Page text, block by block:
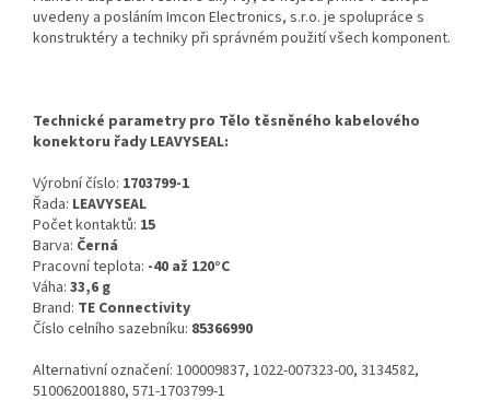
uvedeny a posláním Imcon Electronics, s.r.o. je spolupráce s
konstruktéry a techniky při správném použití všech komponent.
Technické parametry pro Tělo těsněného kabelového
konektoru řady LEAVYSEAL:
Výrobní číslo: 1703799-1
Řada: LEAVYSEAL
Počet kontaktů: 15
Barva: Černá
Pracovní teplota: -40 až 120°C
Váha: 33,6 g
Brand: TE Connectivity
Číslo celního sazebníku: 85366990
Alternativní označení: 100009837, 1022-007323-00, 3134582,
510062001880, 571-1703799-1